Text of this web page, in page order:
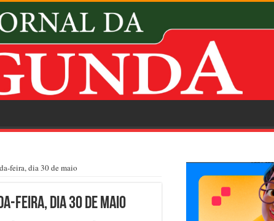
feira, dia 30 de maio
feira, dia 30 de maio